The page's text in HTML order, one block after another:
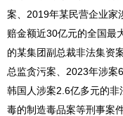
案、2019年某民营企业家
赔金额近30亿元的全国最
的某集团副总裁非法集资
总监贪污案、2023年涉案
韩国人涉案2.6亿多元的
毒的制造毒品案等刑事案件